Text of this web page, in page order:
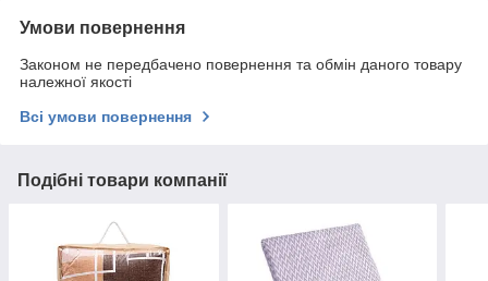
Умови повернення
Законом не передбачено повернення та обмін даного товару
належної якості
Всі умови повернення
Подібні товари компанії